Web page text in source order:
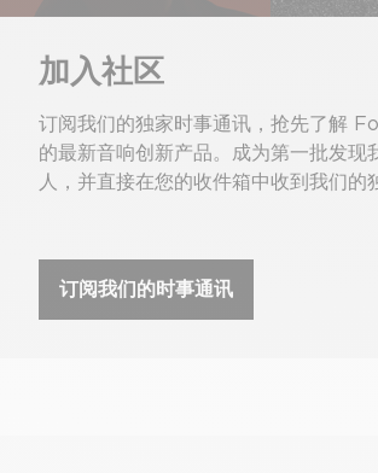
加入社区
订阅我们的独家时事通讯，抢先了解
的最新音响创新产品。成为第一批发现
人，并直接在您的收件箱中收到我们的
订阅我们的时事通讯